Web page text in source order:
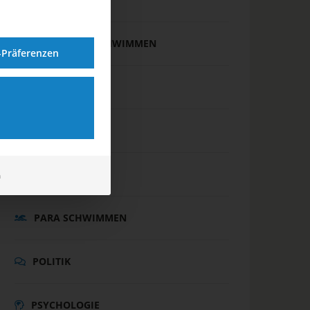
FREIWASSERSCHWIMMEN
PARA SCHWIMMEN
POLITIK
PSYCHOLOGIE